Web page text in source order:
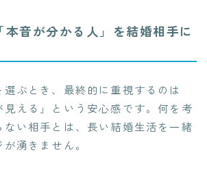
音が分かる人」を結婚相手に
ぶとき、最終的に重視するのは
見える」という安心感です。何を考
ない相手とは、長い結婚生活を一緒
湧きません。